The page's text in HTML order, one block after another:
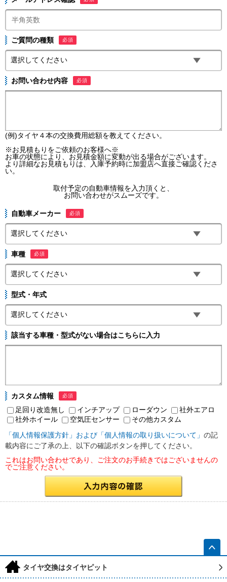
ご質問の種類 必須
お問い合わせ内容 必須
(例)タイヤ４本の交換費用総額を教えてください。
※お見積もりをご依頼のお客様へ※
お車の状態により、お見積金額に変動が出る場合がございます。
より詳細なお見積もりは、入庫予約時に加盟店へ直接ご確認くださ
い。
取付予定の自動車情報を入力頂くと、
お問い合わせがスムーズです。
自動車メーカー 必須
車種 必須
型式・年式
該当する車種・型式がない場合はこちらに入力
カスタム情報 必須
足回り改造無し インチアップ ローダウン
社外エアロ
社外ホイール
空気圧センサー
その他カスタム
「個人情報保護方針」および「個人情報の取り扱いについて」 の記
載内容にご了承の上、以下の確認ボタンを押してください。
これはお問い合わせであり、ご注文のお手続きではございませんの
でご注意ください。
h タイヤ交換はタイヤピット